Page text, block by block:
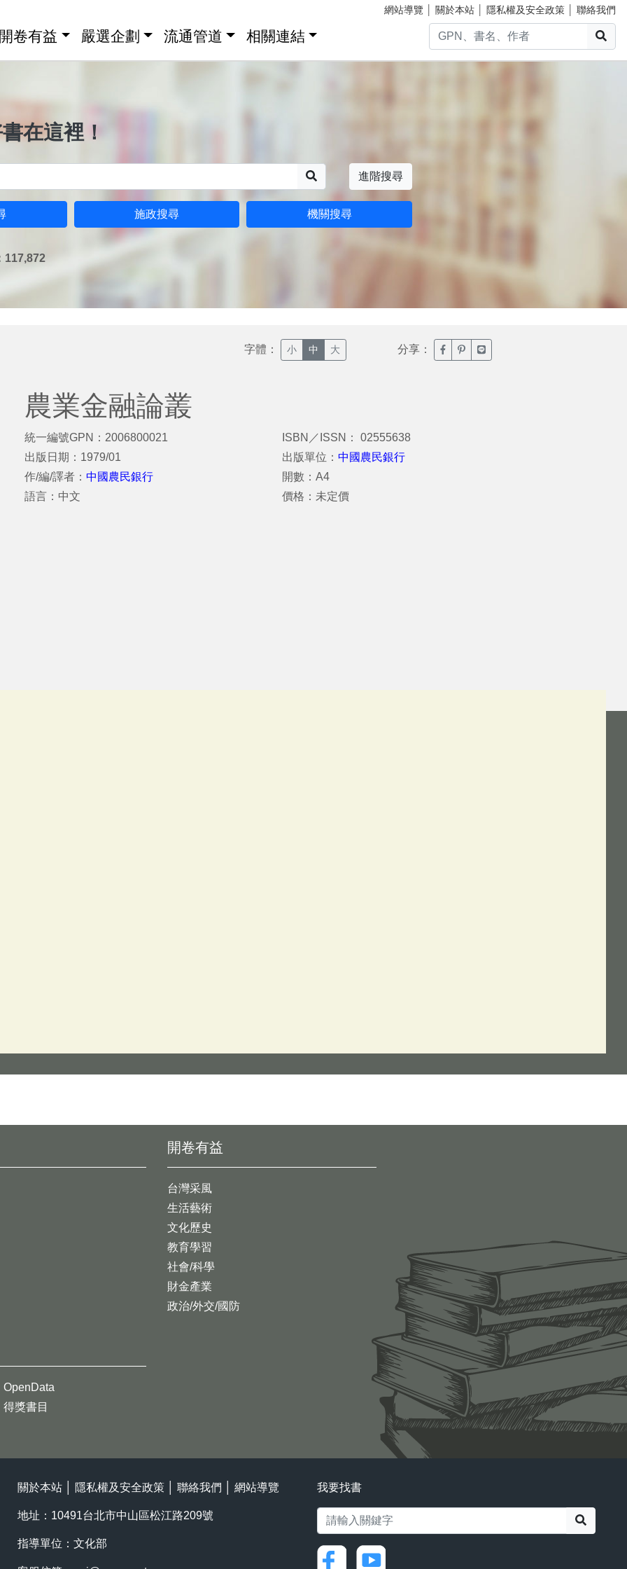
網站導覽 關於本站 隱私權及安全政策 聯絡我們
卷有益 嚴選企劃 流通管道 相關連結
在這裡！
進階搜尋
施政搜尋 機關搜尋
117,872
字體： 小 中 大 分享： 臉書分享(另開新視窗)
噗浪分享(另開新視窗)
Line分享(另開新視窗)
農業金融論叢
統一編號GPN：2006800021
出版日期：1979/01
作/編/譯者： 中國農民銀行
語言：中文
ISBN／ISSN： 02555638
出版單位：中國農民銀行
開數：A4
價格：未定價
開卷有益
台灣采風
生活藝術
文化歷史
教育學習
社會/科學
財金產業
政治/外交/國防
OpenData
得獎書目
關於本站 隱私權及安全政策 聯絡我們 網站導覽
地址：10491台北市中山區松江路209號
指導單位：文化部
我要找書